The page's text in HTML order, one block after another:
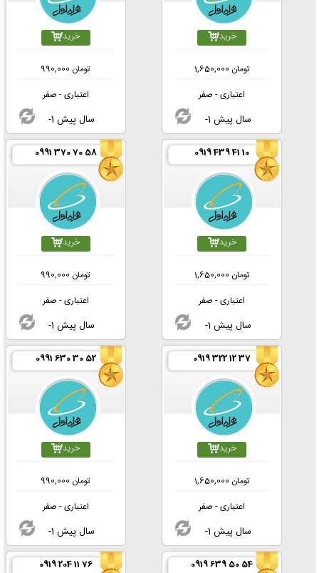
خرید
1,650,000 تومان
اعتباری - صفر
-1 سال پیش
خرید
990,000 تومان
اعتباری - صفر
-1 سال پیش
0919 439 41 10
خرید
1,650,000 تومان
اعتباری - صفر
-1 سال پیش
0991 370 70 58
خرید
990,000 تومان
اعتباری - صفر
-1 سال پیش
0919 322 12 37
خرید
1,650,000 تومان
اعتباری - صفر
-1 سال پیش
0991 630 30 52
خرید
990,000 تومان
اعتباری - صفر
-1 سال پیش
0919 639 50 54
0919 204 11 76